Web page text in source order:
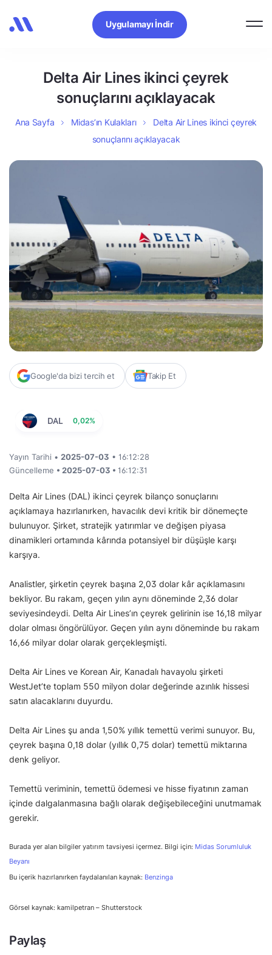
Uygulamayı İndir
Delta Air Lines ikinci çeyrek
sonuçlarını açıklayacak
Ana Sayfa Midas’ın Kulakları
Delta Air Lines ikinci çeyrek
sonuçlarını açıklayacak
Google'da bizi tercih et Takip Et
DAL 0,02%
Yayın Tarihi • 2025-07-03 • 16:12:28
Güncelleme • 2025-07-03 • 16:12:31
Delta Air Lines (DAL) ikinci çeyrek bilanço sonuçlarını
açıklamaya hazırlanırken, havacılık devi kritik bir dönemeçte
bulunuyor. Şirket, stratejik yatırımlar ve değişen piyasa
dinamikleri ortamında kârında potansiyel bir düşüşle karşı
karşıya.
Analistler, şirketin çeyrek başına 2,03 dolar kâr açıklamasını
bekliyor. Bu rakam, geçen yılın aynı döneminde 2,36 dolar
seviyesindeydi. Delta Air Lines’ın çeyrek gelirinin ise 16,18 milyar
dolar olması öngörülüyor. Geçen yılın aynı döneminde bu rakam
16,66 milyar dolar olarak gerçekleşmişti.
Delta Air Lines ve Korean Air, Kanadalı havayolu şirketi
WestJet’te toplam 550 milyon dolar değerinde azınlık hissesi
satın alacaklarını duyurdu.
Delta Air Lines şu anda 1,50% yıllık temettü verimi sunuyor. Bu,
çeyrek başına 0,18 dolar (yıllık 0,75 dolar) temettü miktarına
denk geliyor.
Temettü veriminin, temettü ödemesi ve hisse fiyatının zaman
içinde dalgalanmasına bağlı olarak değişebileceğini unutmamak
gerekir.
Burada yer alan bilgiler yatırım tavsiyesi içermez. Bilgi için: Midas Sorumluluk
Beyanı
Bu içerik hazırlanırken faydalanılan kaynak: Benzinga
Görsel kaynak: kamilpetran – Shutterstock
Paylaş